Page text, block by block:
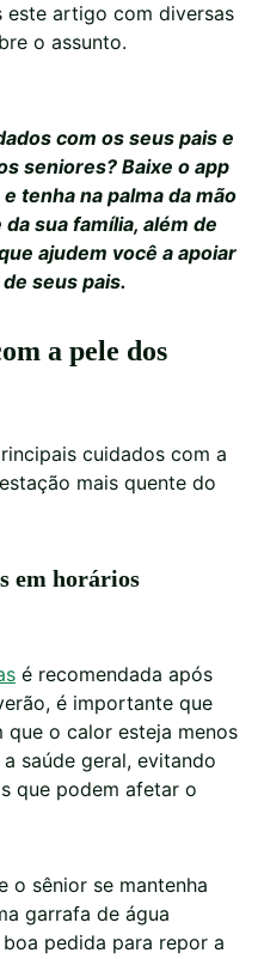
este artigo com diversas
o assunto.
com os seus pais e
seniores? Baixe o app
e tenha na palma da mão
sua família, além de
ajudem você a apoiar
seus pais.
a pele dos
cuidados com a
mais quente do
em horários
é recomendada após
é importante que
que o calor esteja menos
saúde geral, evitando
que podem afetar o
o sênior se mantenha
garrafa de água
pedida para repor a